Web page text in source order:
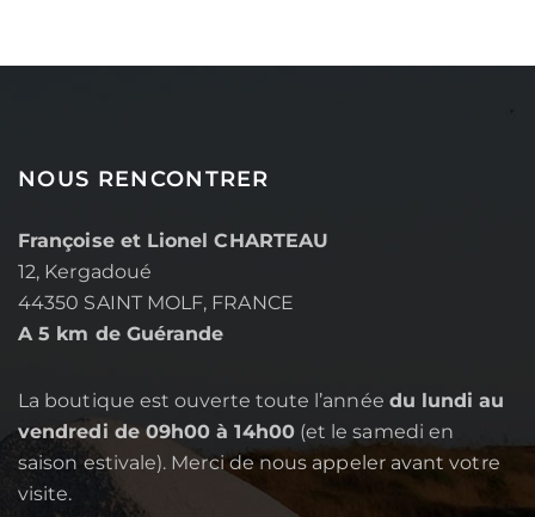
NOUS RENCONTRER
Françoise et Lionel CHARTEAU
12, Kergadoué
44350 SAINT MOLF, FRANCE
A 5 km de Guérande
La boutique est ouverte toute l’année du lundi au
vendredi de 09h00 à 14h00(et le samedi en
saison estivale). Merci de nous appeler avant votre
visite.